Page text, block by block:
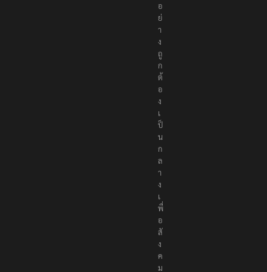
อ
ย่
า
ง
ถู
ก
ต้
อ
ง
เ
ป็
น
ก
ล
า
ง
เ
พื่
อ
สั
ง
ค
ม